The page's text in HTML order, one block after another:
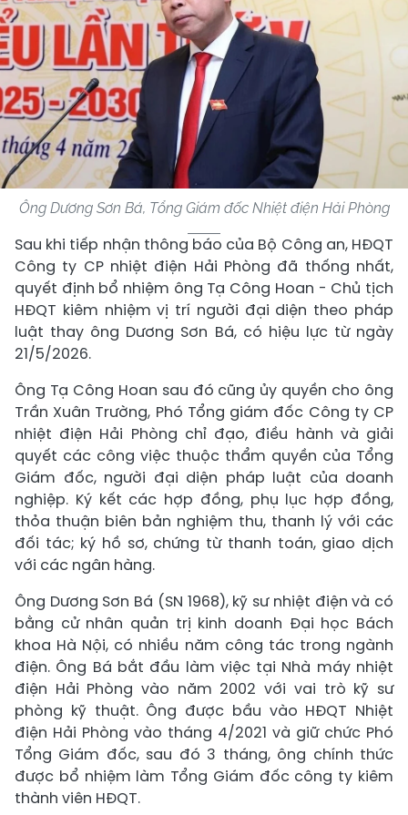
Ông Dương Sơn Bá, Tổng Giám đốc Nhiệt điện Hải Phòng
Sau khi tiếp nhận thông báo của Bộ Công an, HĐQT
Công ty CP nhiệt điện Hải Phòng đã thống nhất,
quyết định bổ nhiệm ông Tạ Công Hoan - Chủ tịch
HĐQT kiêm nhiệm vị trí người đại diện theo pháp
luật thay ông Dương Sơn Bá, có hiệu lực từ ngày
21/5/2026.
Ông Tạ Công Hoan sau đó cũng ủy quyền cho ông
Trần Xuân Trường, Phó Tổng giám đốc Công ty CP
nhiệt điện Hải Phòng chỉ đạo, điều hành và giải
quyết các công việc thuộc thẩm quyền của Tổng
Giám đốc, người đại diện pháp luật của doanh
nghiệp. Ký kết các hợp đồng, phụ lục hợp đồng,
thỏa thuận biên bản nghiệm thu, thanh lý với các
đối tác; ký hồ sơ, chứng từ thanh toán, giao dịch
với các ngân hàng.
Ông Dương Sơn Bá (SN 1968), kỹ sư nhiệt điện và có
bằng cử nhân quản trị kinh doanh Đại học Bách
khoa Hà Nội, có nhiều năm công tác trong ngành
điện. Ông Bá bắt đầu làm việc tại Nhà máy nhiệt
điện Hải Phòng vào năm 2002 với vai trò kỹ sư
phòng kỹ thuật. Ông được bầu vào HĐQT Nhiệt
điện Hải Phòng vào tháng 4/2021 và giữ chức Phó
Tổng Giám đốc, sau đó 3 tháng, ông chính thức
được bổ nhiệm làm Tổng Giám đốc công ty kiêm
thành viên HĐQT.